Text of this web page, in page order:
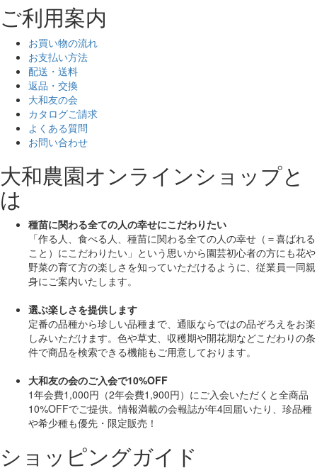
ご利用案内
お買い物の流れ
お支払い方法
配送・送料
返品・交換
大和友の会
カタログご請求
よくある質問
お問い合わせ
大和農園オンラインショップと
は
種苗に関わる全ての人の幸せにこだわりたい
「作る人、食べる人、種苗に関わる全ての人の幸せ（＝喜ばれる
こと）にこだわりたい」 という思いから園芸初心者の方にも花や
野菜の育て方の楽しさを知っていただけるように、従業員一同親
身にご案内いたします。
選ぶ楽しさを提供します
定番の品種から珍しい品種まで、通販ならではの品ぞろえをお楽
しみいただけます。色や草丈、収穫期や開花期などこだわりの条
件で商品を検索できる機能もご用意しております。
大和友の会のご入会で10%OFF
1年会費1,000円（2年会費1,900円）にご入会いただくと全商品
10%OFFでご提供。情報満載の会報誌が年4回届いたり、珍品種
や希少種も優先・限定販売！
ショッピングガイド